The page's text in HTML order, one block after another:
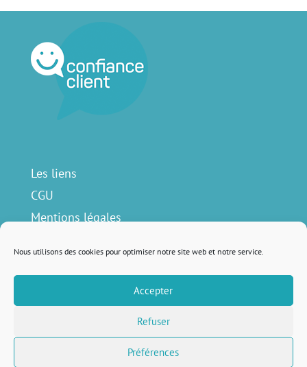
Nous utilisons des cookies pour optimiser notre site web et notre service.
Accepter
Refuser
Préférences
Les liens
CGU
Mentions légales